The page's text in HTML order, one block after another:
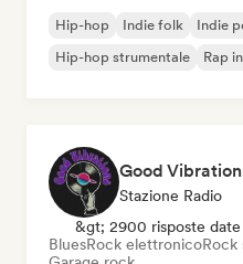
Hip-hop Indie folk Indie
Hip-hop strumentale
Rap
Good
Stazione Radio
&gt; 2900 risposte date
BluesRock elettronicoRock